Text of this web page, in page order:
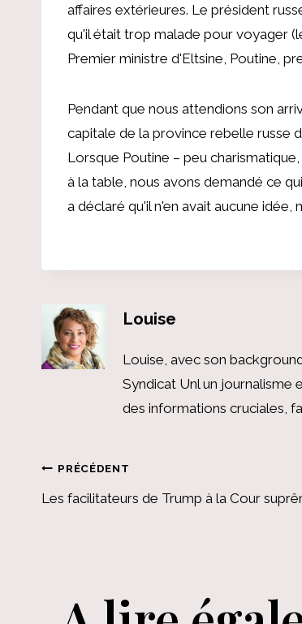
affaires extérieures. Le président
qu'il était trop malade pour voyager
Premier ministre d'Eltsine, Poutine,
Pendant que nous attendions son
capitale de la province rebelle russe
Lorsque Poutine – peu
à la table, nous avons demandé ce
a déclaré qu'il n'en avait aucune idée,
Louise
Louise, avec son
Syndicat Unl un journalisme
des informations cruciales,
Navigation
PRÉCÉDENT
Les facilitateurs de Trump à la Cour